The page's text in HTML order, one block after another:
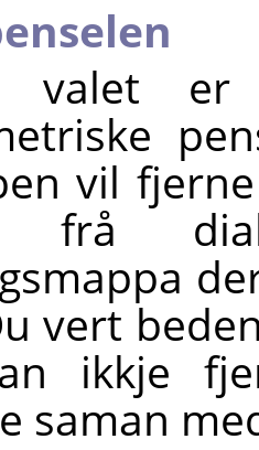
valet er
vil
frå
vert
ikkje
saman